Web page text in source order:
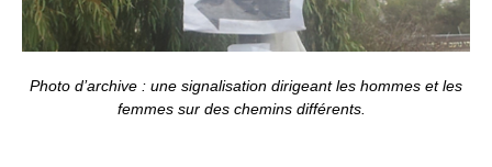
Photo d’archive : une signalisation dirigeant les hommes et les
femmes sur des chemins différents.